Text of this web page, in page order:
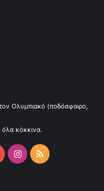
Ολυμπιακό (ποδόσφαιρο,
όλα κόκκινα.
Instagram
RSS